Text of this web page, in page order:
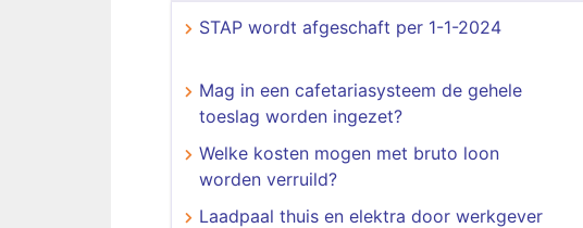
STAP wordt afgeschaft per 1-1-2024
Mag in een cafetariasysteem de gehele
toeslag worden ingezet?
Welke kosten mogen met bruto loon
worden verruild?
Laadpaal thuis en elektra door werkgever